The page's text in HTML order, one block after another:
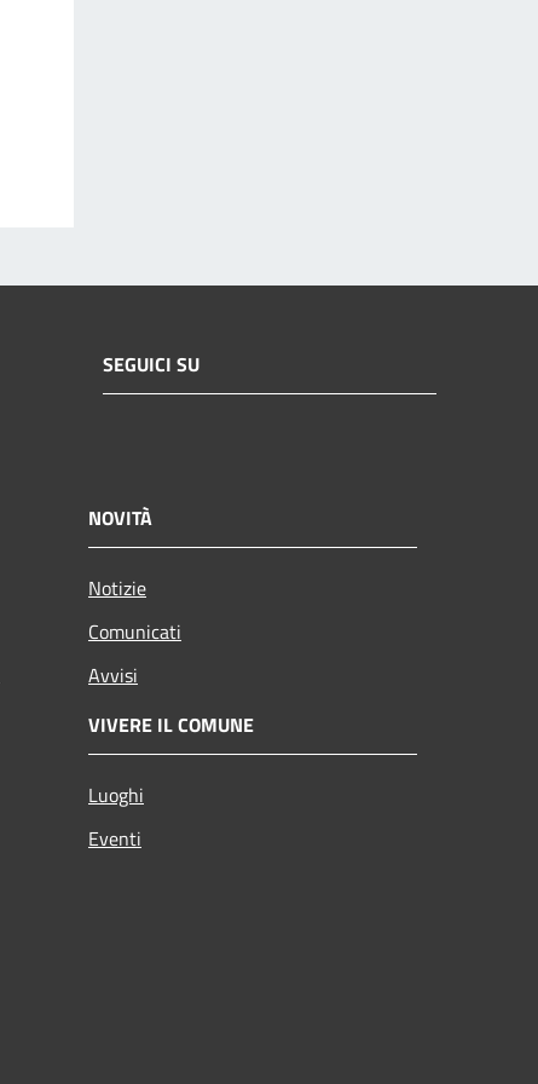
SEGUICI SU
NOVITÀ
Notizie
Comunicati
Avvisi
VIVERE IL COMUNE
Luoghi
Eventi